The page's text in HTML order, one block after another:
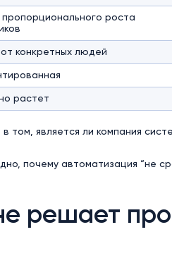
пропорционального роста
конкретных людей
растет
том, является ли компания
почему автоматизация “не
решает